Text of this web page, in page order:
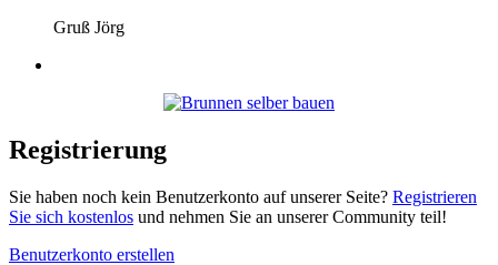
Gruß Jörg
Registrierung
Sie haben noch kein Benutzerkonto auf unserer Seite? Registrieren
Sie sich kostenlos und nehmen Sie an unserer Community teil!
Benutzerkonto erstellen